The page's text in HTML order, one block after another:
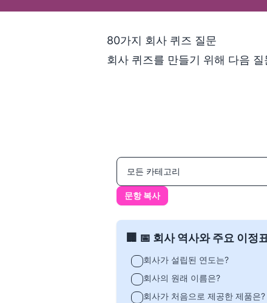
80가지 회사 퀴즈 질문
회사 퀴즈를 만들기 위해 다음
문항 복사
🏢 📅 회사 역사와 주요 이정
회사가 설립된 연도는?
회사의 원래 이름은?
회사가 처음으로 제공한 제품은?